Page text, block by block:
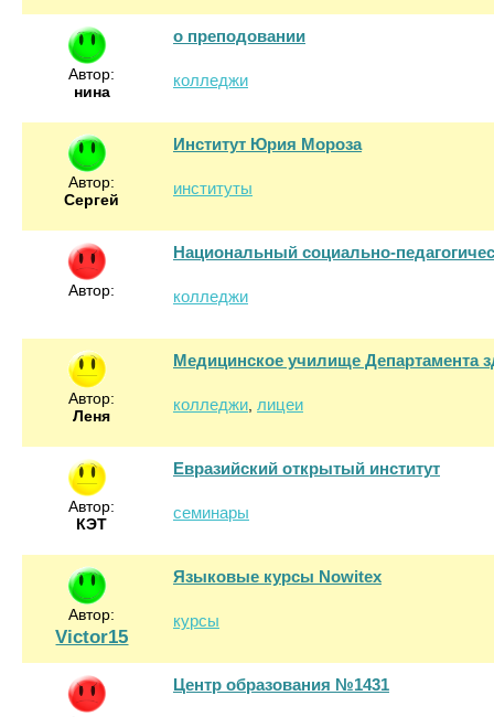
Автор:
нина
о преподовании
колледжи
Автор:
Сергей
Институт Юрия Мороза
институты
Автор:
Национальный социально-
колледжи
Автор:
Леня
Медицинское училище Департамента
колледжи лицеи
Автор:
КЭТ
Евразийский открытый институт
семинары
Автор:
Victor15
Языковые курсы Nowitex
курсы
Центр образования №1431